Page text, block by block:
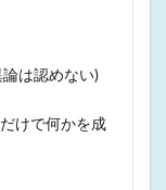
は認めない)
けで何かを成